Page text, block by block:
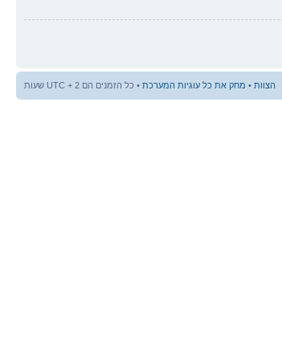
הצוות • מחק את כל עוגיות המערכת • כל הזמנים הם UTC + 2 שעות